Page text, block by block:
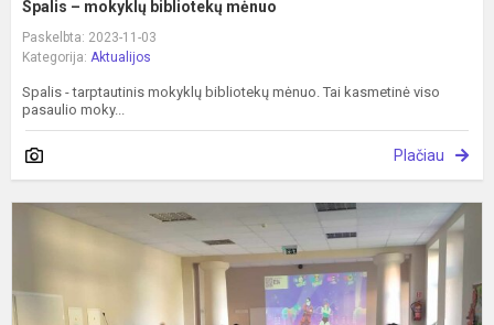
Spalis – mokyklų bibliotekų mėnuo
Paskelbta: 2023-11-03
Kategorija: Aktualijos
Spalis - tarptautinis mokyklų bibliotekų mėnuo. Tai kasmetinė viso
pasaulio moky...
Plačiau